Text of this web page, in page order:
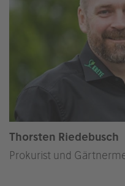
Thorsten Riedebusch
Prokurist und